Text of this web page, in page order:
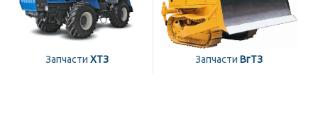
Запчасти ХТЗ Запчасти ВгТЗ